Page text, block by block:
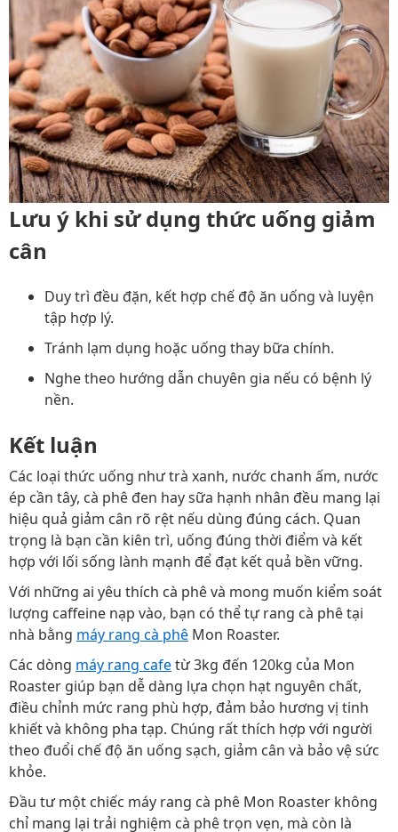
Lưu ý khi sử dụng thức uống giảm
cân
Duy trì đều đặn, kết hợp chế độ ăn uống và luyện
tập hợp lý.
Tránh lạm dụng hoặc uống thay bữa chính.
Nghe theo hướng dẫn chuyên gia nếu có bệnh lý
nền.
Kết luận
Các loại thức uống như trà xanh, nước chanh ấm, nước
ép cần tây, cà phê đen hay sữa hạnh nhân đều mang lại
hiệu quả giảm cân rõ rệt nếu dùng đúng cách. Quan
trọng là bạn cần kiên trì, uống đúng thời điểm và kết
hợp với lối sống lành mạnh để đạt kết quả bền vững.
Với những ai yêu thích cà phê và mong muốn kiểm soát
lượng caffeine nạp vào, bạn có thể tự rang cà phê tại
nhà bằng máy rang cà phê Mon Roaster.
Các dòng máy rang cafetừ 3kg đến 120kg của Mon
Roaster giúp bạn dễ dàng lựa chọn hạt nguyên chất,
điều chỉnh mức rang phù hợp, đảm bảo hương vị tinh
khiết và không pha tạp. Chúng rất thích hợp với người
theo đuổi chế độ ăn uống sạch, giảm cân và bảo vệ sức
khỏe.
Đầu tư một chiếc máy rang cà phê Mon Roaster không
chỉ mang lại trải nghiệm cà phê trọn vẹn, mà còn là